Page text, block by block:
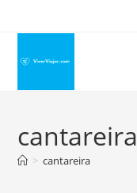
conteúdo
cantareira
> cantareira